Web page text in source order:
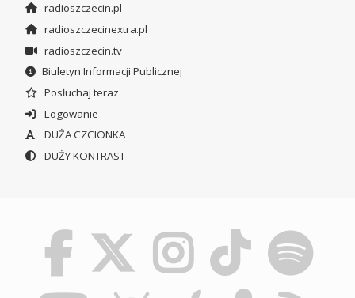
radioszczecin.pl
radioszczecinextra.pl
radioszczecin.tv
Biuletyn Informacji Publicznej
Posłuchaj teraz
Logowanie
DUŻA CZCIONKA
DUŻY KONTRAST